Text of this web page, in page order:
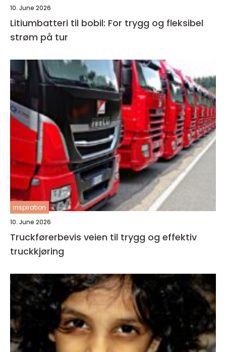
10. June 2026
Litiumbatteri til bobil: For trygg og fleksibel
strøm på tur
inspiration
10. June 2026
Truckførerbevis veien til trygg og effektiv
truckkjøring